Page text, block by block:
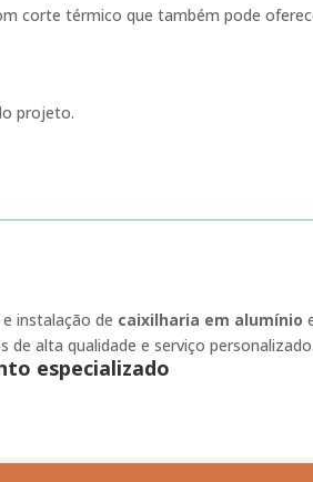
corte térmico que também pode
projeto.
instalação de caixilharia em alumínio
alta qualidade e serviço personalizado.
especializado